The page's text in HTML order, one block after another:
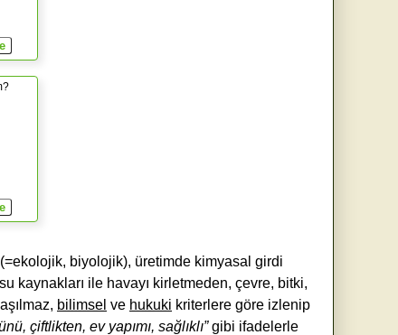
(=ekolojik, biyolojik), üretimde kimyasal girdi
kaynakları ile havayı kirletmeden, çevre, bitki,
bilimsel ve hukuki kriterlere göre izlenip
çiftlikten, ev yapımı, sağlıklı”gibi ifadelerle